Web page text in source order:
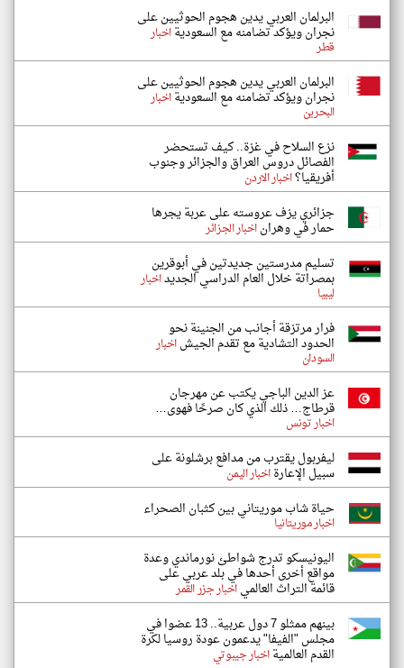
البرلمان العربي يدين هجوم الحوثيين على
نجران ويؤكد تضامنه مع السعوديةاخبار
قطر
البرلمان العربي يدين هجوم الحوثيين على
نجران ويؤكد تضامنه مع السعوديةاخبار
البحرين
نزع السلاح في غزة.. كيف تستحضر
الفصائل دروس العراق والجزائر وجنوب
أفريقيا؟اخبار الاردن
جزائري يزف عروسته على عربة يجرها
حمار في وهراناخبار الجزائر
تسليم مدرستين جديدتين في أبوقرين
بمصراتة خلال العام الدراسي الجديداخبار
ليبيا
فرار مرتزقة أجانب من الجنينة نحو
الحدود التشادية مع تقدم الجيشاخبار
السودان
عز الدين الباجي يكتب عن مهرجان
قرطاج… ذلك الذي كان صرحًا فهوى…
اخبار تونس
ليفربول يقترب من مدافع برشلونة على
سبيل الإعارةاخبار اليمن
حياة شاب موريتاني بين كثبان الصحراء
اخبار موريتانيا
اليونيسكو تدرج شواطئ نورماندي وعدة
مواقع أخرى أحدها في بلد عربي على
قائمة التراث العالمياخبار جزر القمر
بينهم ممثلو 7 دول عربية.. 13 عضوا في
مجلس "الفيفا" يدعمون عودة روسيا لكرة
القدم العالميةاخبار جيبوتي